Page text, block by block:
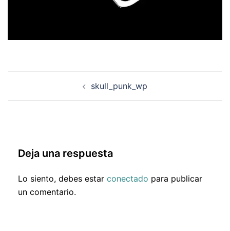
skull_punk_wp
Deja una respuesta
Lo siento, debes estar conectado para publicar
un comentario.